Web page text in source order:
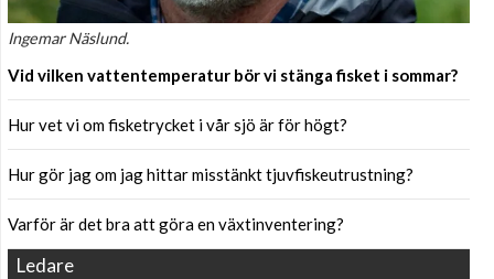
Ingemar Näslund.
Vid vilken vattentemperatur bör vi stänga fisket i sommar?
Hur vet vi om fisketrycket i vår sjö är för högt?
Hur gör jag om jag hittar misstänkt tjuvfiskeutrustning?
Varför är det bra att göra en växtinventering?
Ledare